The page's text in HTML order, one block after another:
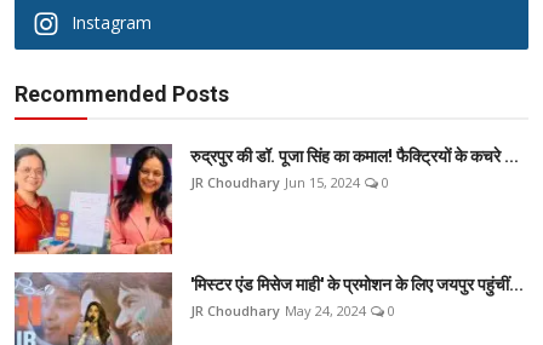
Instagram
Recommended Posts
रुद्रपुर की डॉ. पूजा सिंह का कमाल! फैक्ट्रियों के कचरे ...
JR Choudhary Jun 15, 2024 0
'मिस्टर एंड मिसेज माही' के प्रमोशन के लिए जयपुर पहुंचीं...
JR Choudhary May 24, 2024 0